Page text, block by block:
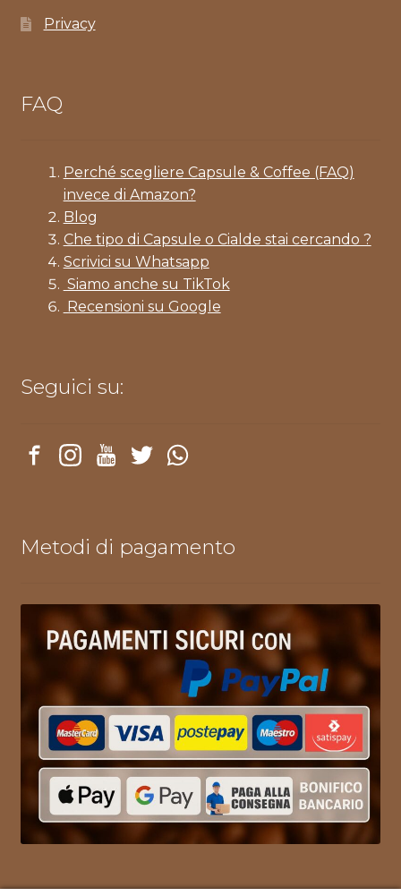
Privacy
FAQ
Perché scegliere Capsule & Coffee (FAQ)
invece di Amazon?
Blog
Che tipo di Capsule o Cialde stai cercando ?
Scrivici su Whatsapp
Siamo anche su TikTok
Recensioni su Google
Seguici su:
Metodi di pagamento